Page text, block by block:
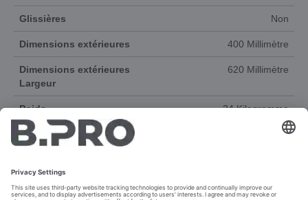
Glissières Non
Dimensions extérieures 400 Millimètre
Dimensions extérieures
Largeur
620 Millimètre
Poids 34 Kilogramme
Plage de température à 250 °C
Matériau Acier inoxydable 18/10